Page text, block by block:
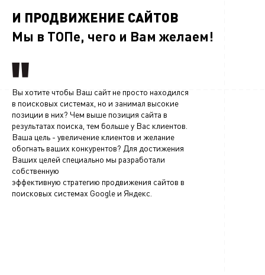
И ПРОДВИЖЕНИЕ САЙТОВ
Мы в ТОПе, чего и Вам желаем!
Вы хотите чтобы Ваш сайт не просто находился
в поисковых системах, но и занимал высокие
позиции в них? Чем выше позиция сайта в
результатах поиска, тем больше у Вас клиентов.
Ваша цель - увеличение клиентов и желание
обогнать ваших конкурентов? Для достижения
Ваших целей специально мы разработали
собственную
эффективную стратегию продвижения сайтов в
поисковых системах Google и Яндекс.